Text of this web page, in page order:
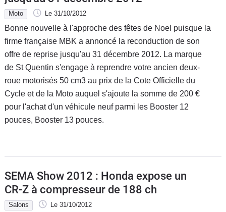
Moto Le 31/10/2012
Bonne nouvelle à l'approche des fêtes de Noel puisque la
firme française MBK a annoncé la reconduction de son
offre de reprise jusqu'au 31 décembre 2012. La marque
de St Quentin s'engage à reprendre votre ancien deux-
roue motorisés 50 cm3 au prix de la Cote Officielle du
Cycle et de la Moto auquel s'ajoute la somme de 200 €
pour l'achat d'un véhicule neuf parmi les Booster 12
pouces, Booster 13 pouces.
SEMA Show 2012 : Honda expose un
CR-Z à compresseur de 188 ch
Salons Le 31/10/2012